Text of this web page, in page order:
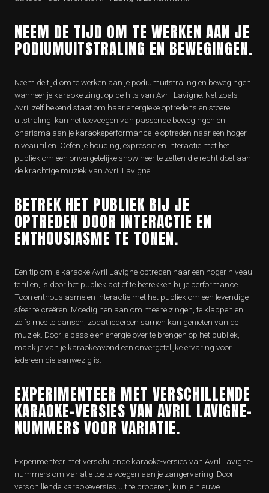
NEEM DE TIJD OM TE WERKEN AAN JE
PODIUMUITSTRALING EN BEWEGINGEN.
Neem de tijd om te werken aan je podiumuitstraling en bewegingen
wanneer je karaoke zingt op de hits van Avril Lavigne. Net zoals
Avril zelf bekend staat om haar energieke optredens en stoere
uitstraling, kan het toevoegen van passende bewegingen en
charisma aan je karaokeperformance je optreden naar een hoger
niveau tillen. Oefen je houding, expressie en interactie met het
publiek om een onvergetelijke show neer te zetten die recht doet aan
de krachtige muziek van Avril Lavigne.
BETREK HET PUBLIEK BIJ JE
OPTREDEN DOOR INTERACTIE EN
ENTHOUSIASME TE TONEN.
Een tip om je karaoke Avril Lavigne-optreden naar een hoger niveau
te tillen, is door het publiek actief te betrekken bij je performance.
Toon enthousiasme en interactie met het publiek om een levendige
sfeer te creëren. Moedig hen aan om mee te zingen, te klappen en
zelfs mee te dansen, zodat iedereen samen kan genieten van de
muziek. Door je passie en energie over te brengen op het publiek,
maak je van je karaokeavond een onvergetelijke ervaring voor
iedereen die aanwezig is.
EXPERIMENTEER MET VERSCHILLENDE
KARAOKE-VERSIES VAN AVRIL LAVIGNE-
NUMMERS VOOR VARIATIE.
Experimenteer met verschillende karaoke-versies van Avril Lavigne-
nummers om variatie toe te voegen aan je zangervaring. Door
verschillende karaokeversies uit te proberen, kun je nieuwe